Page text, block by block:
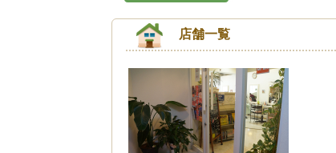
店舗一覧